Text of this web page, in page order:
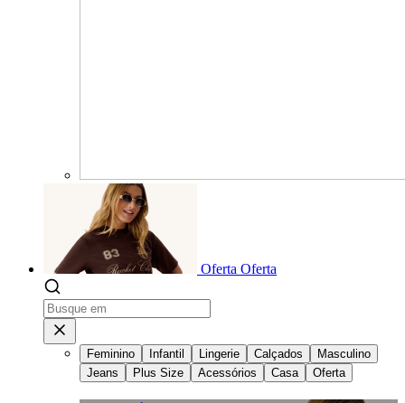
Oferta Oferta
Feminino Infantil Lingerie Calçados
Masculino
Jeans
Plus Size Acessórios Casa Oferta